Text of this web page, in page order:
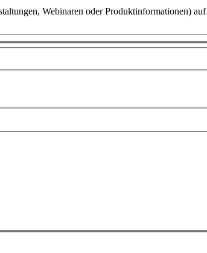
Webinaren oder Produktinformationen)